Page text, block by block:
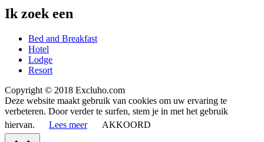
Ik zoek een
Bed and Breakfast
Hotel
Lodge
Resort
Copyright © 2018 Excluho.com
Deze website maakt gebruik van cookies om uw ervaring te
verbeteren. Door verder te surfen, stem je in met het gebruik
hiervan.
Lees meer AKKOORD